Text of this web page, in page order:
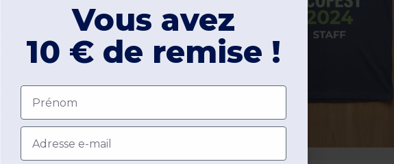
professionnel précis
sacs à dos 210D
d'entreprise
de marque en B2B
Vous avez
10 € de remise !
Prénom
Email